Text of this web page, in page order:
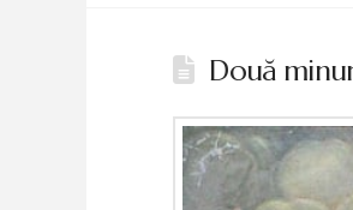
Două